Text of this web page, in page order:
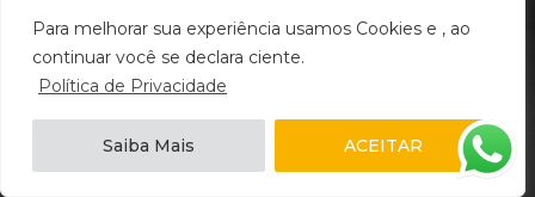
Para melhorar sua experiência usamos Cookies e , ao
continuar você se declara ciente.
Política de Privacidade
Saiba Mais ACEITAR
E-mail
atendimento@alexsacchi.com.br